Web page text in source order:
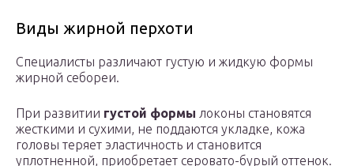
Виды жирной перхоти
Специалисты различают густую и жидкую формы
жирной себореи.
При развитии густой формы локоны становятся
жесткими и сухими, не поддаются укладке, кожа
головы теряет эластичность и становится
уплотненной, приобретает серовато-бурый оттенок.